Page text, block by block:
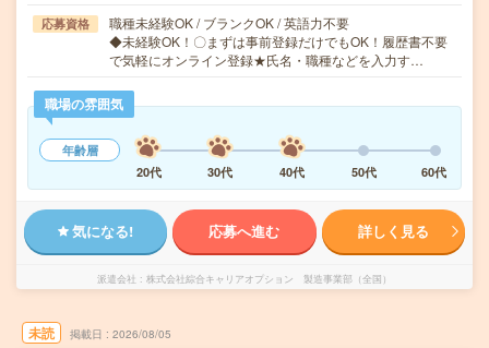
応募資格
職種未経験OK / ブランクOK / 英語力不要
◆未経験OK！〇まずは事前登録だけでもOK！履歴書不要
で気軽にオンライン登録★氏名・職種などを入力す…
職場の雰囲気
年齢層
20代
30代 40代 50代 60代
気になる! 応募へ進む 詳しく見る
派遣会社 株式会社綜合キャリアオプション 製造事業部（全国）
未読 掲載日 2026/08/05